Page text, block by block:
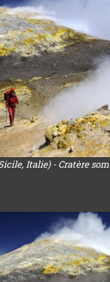
Italie) - Cratère